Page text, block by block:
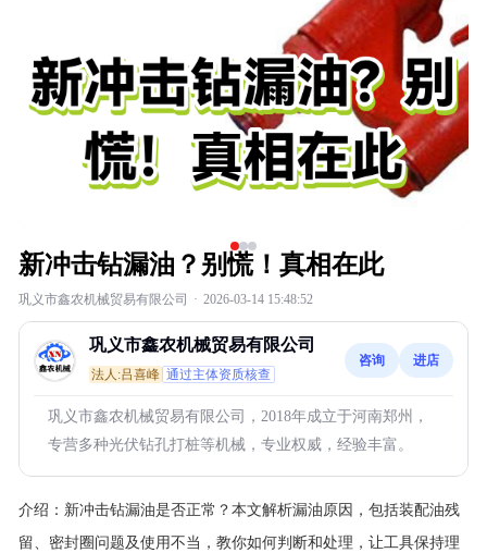
新冲击钻漏油？别慌！真相在此
巩义市鑫农机械贸易有限公司 · 2026-03-14 15:48:52
巩义市鑫农机械贸易有限公司
法人:吕喜峰 通过主体资质核查
咨询 进店
巩义市鑫农机械贸易有限公司，2018年成立于河南郑州，
专营多种光伏钻孔打桩等机械，专业权威，经验丰富。
介绍： 新冲击钻漏油是否正常？本文解析漏油原因，包括装配油残
留、密封圈问题及使用不当，教你如何判断和处理，让工具保持理